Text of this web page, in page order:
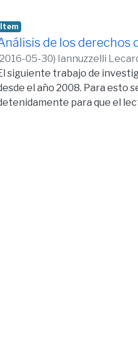
Item
de los
2016-05-30) Iannuzzelli
siguiente trabajo de
el año 2008. Para esto
para que el